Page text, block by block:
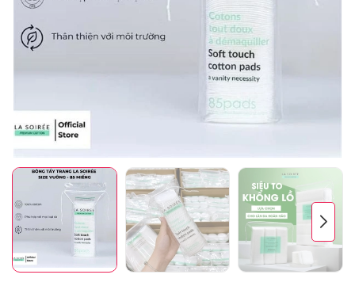
Ngày hết hạn:
Điều kiện: